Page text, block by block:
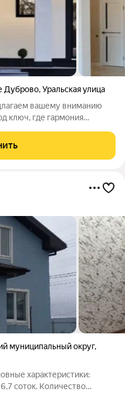
Дуброво,Уральская улица
вашему вниманию
ключ, где гармония
Расположение: Всего 25
муниципальный округ,
характеристики:
соток. Количество